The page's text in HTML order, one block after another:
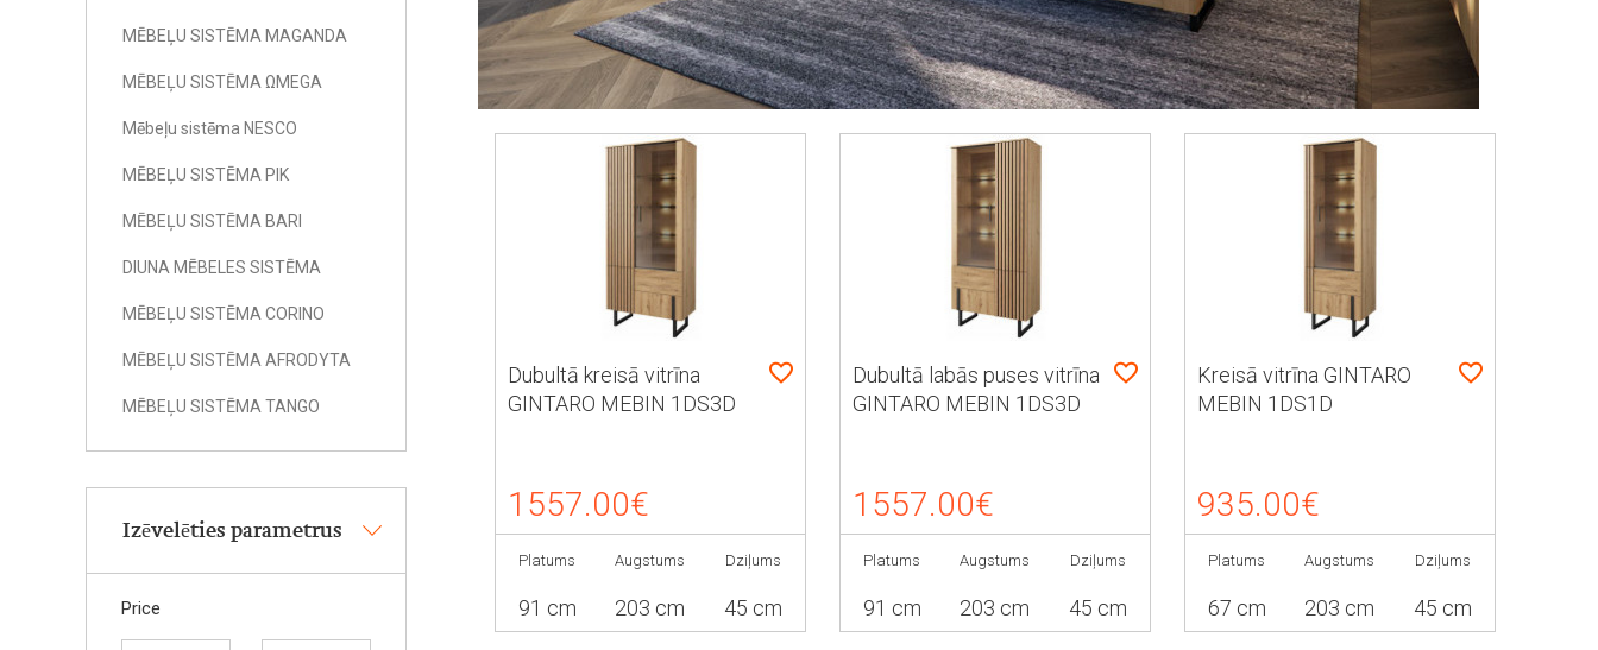
MĒBEĻU SISTĒMA MAGANDA
MĒBEĻU SISTĒMA ΩMEGA
Mēbeļu sistēma NESCO
MĒBEĻU SISTĒMA PIK
MĒBEĻU SISTĒMA BARI
DIUNA MĒBELES SISTĒMA
MĒBEĻU SISTĒMA CORINO
MĒBEĻU SISTĒMA AFRODYTA
MĒBEĻU SISTĒMA TANGO
Izēvelēties parametrus
Price
Dubultā kreisā vitrīna
GINTARO MEBIN 1DS3D
1557.00€
Platums
91 cm
Augstums
203 cm
Dziļums
45 cm
Dubultā labās puses vitrīna
GINTARO MEBIN 1DS3D
1557.00€
Platums
91 cm
Augstums
203 cm
Dziļums
45 cm
Kreisā vitrīna GINTARO
MEBIN 1DS1D
935.00€
Platums
67 cm
Augstums
203 cm
Dziļums
45 cm